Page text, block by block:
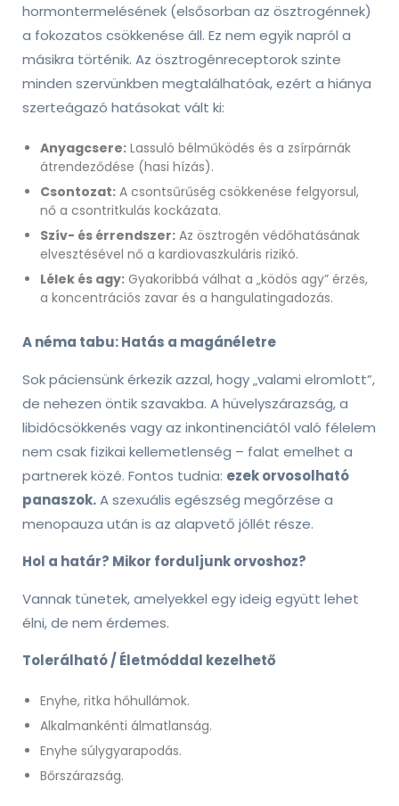
hormontermelésének (elsősorban az ösztrogénnek)
a fokozatos csökkenése áll. Ez nem egyik napról a
másikra történik. Az ösztrogénreceptorok szinte
minden szervünkben megtalálhatóak, ezért a hiánya
szerteágazó hatásokat vált ki:
Anyagcsere: Lassuló bélműködés és a zsírpárnák
átrendeződése (hasi hízás).
Csontozat: A csontsűrűség csökkenése felgyorsul,
nő a csontritkulás kockázata.
Szív- és érrendszer: Az ösztrogén védőhatásának
elvesztésével nő a kardiovaszkuláris rizikó.
Lélek és agy: Gyakoribbá válhat a „ködös agy” érzés,
a koncentrációs zavar és a hangulatingadozás.
A néma tabu: Hatás a magánéletre
Sok páciensünk érkezik azzal, hogy „valami elromlott”,
de nehezen öntik szavakba. A hüvelyszárazság, a
libidócsökkenés vagy az inkontinenciától való félelem
nem csak fizikai kellemetlenség – falat emelhet a
partnerek közé. Fontos tudnia: ezek orvosolható
panaszok.A szexuális egészség megőrzése a
menopauza után is az alapvető jóllét része.
Hol a határ? Mikor forduljunk orvoshoz?
Vannak tünetek, amelyekkel egy ideig együtt lehet
élni, de nem érdemes.
Tolerálható / Életmóddal kezelhető
Enyhe, ritka hőhullámok.
Alkalmankénti álmatlanság.
Enyhe súlygyarapodás.
Bőrszárazság.